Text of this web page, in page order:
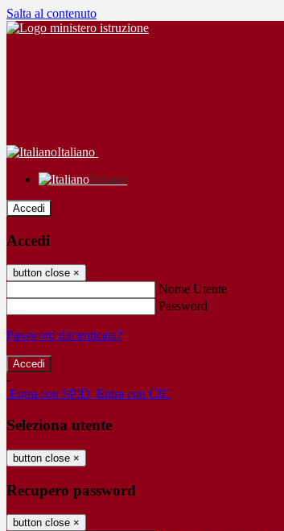
Salta al contenuto
Italiano
Italiano
Accedi
Accedi
button close ×
Nome Utente
Password
Password dimenticata?
-
Entra con SPID Entra con CIE
Seleziona utente
button close ×
Recupero password
button close ×